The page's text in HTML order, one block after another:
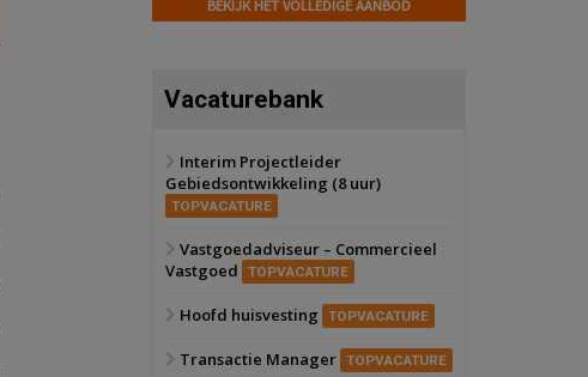
17 september 2026
Voormalig
Zwanenburg
6 oktober 2026
BEKIJK HET VOLLEDIGE AANBOD
Vacaturebank
Interim Projectleider
Gebiedsontwikkeling (8 uur)
TOPVACATURE
Vastgoedadviseur – Commercieel
Vastgoed
TOPVACATURE
Hoofd huisvesting TOPVACATURE
Transactie Manager TOPVACATURE